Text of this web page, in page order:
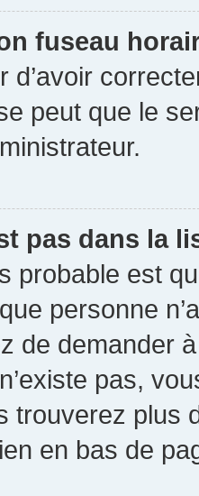
fuseau
d’avoir
se peut que le
pas dans la
probable est
personne
de demander
pas,
trouverez plus
en bas de